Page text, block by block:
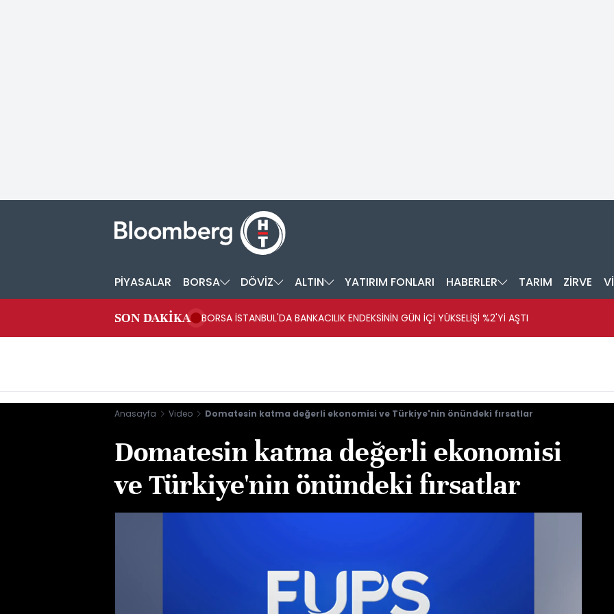
PİYASALAR BORSA DÖVİZ ALTIN YATIRIM FONLARI HABERLER TARIM ZİRVE
SON DAKİKA BORSA İSTANBUL'DA BANKACILIK ENDEKSİNİN GÜN İÇİ YÜKSELİŞİ %2'Yİ AŞTI
Anasayfa Video Domatesin katma değerli ekonomisi ve Türkiye'nin önündeki fırsatlar
Domatesin katma değerli ekonomisi
ve Türkiye'nin önündeki fırsatlar